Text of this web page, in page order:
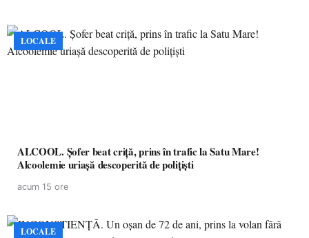
LOCALE
ALCOOL. Șofer beat criță, prins în trafic la Satu Mare!
Alcoolemie uriașă descoperită de polițiști
acum 15 ore
LOCALE